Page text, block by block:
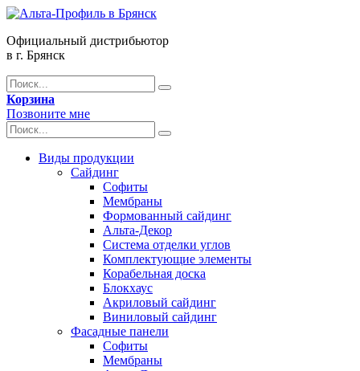
Официальный дистрибьютор
в г. Брянск
Корзина
Позвоните мне
Виды продукции
Сайдинг
Софиты
Мембраны
Формованный сайдинг
Альта-Декор
Система отделки углов
Комплектующие элементы
Корабельная доска
Блокхаус
Акриловый сайдинг
Виниловый сайдинг
Фасадные панели
Софиты
Мембраны